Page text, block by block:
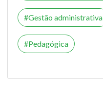
Gestão administrativa
Pedagógica